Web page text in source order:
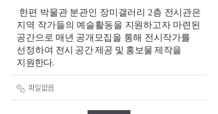
한편 박물관 분관인 장미갤러리 2층 전시관은
지역 작가들의 예술활동을 지원하고자 마련된
공간으로 매년 공개모집을 통해 전시작가를
선정하여 전시 공간 제공 및 홍보물 제작을
지원한다.
파일없음